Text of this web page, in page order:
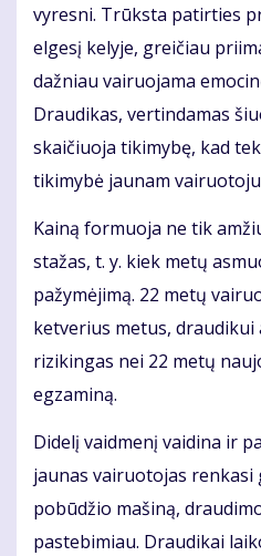
vyresni. Trūksta patirties
elgesį kelyje, greičiau
dažniau vairuojama
Draudikas, vertindamas
skaičiuoja tikimybę, kad
tikimybė jaunam
Kainą formuoja ne tik
stažas, t. y. kiek metų
pažymėjimą. 22 metų
ketverius metus, draudikui
rizikingas nei 22 metų
egzaminą.
Didelį vaidmenį vaidina ir
jaunas vairuotojas
pobūdžio mašiną,
pastebimiau. Draudikai